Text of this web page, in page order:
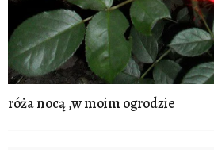
róża nocą ,w moim ogrodzie